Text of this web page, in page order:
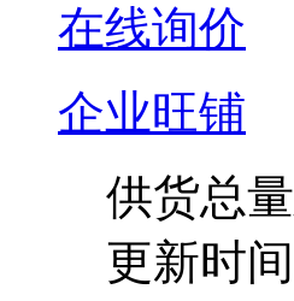
在线询价
企业旺铺
供货总量
更新时间